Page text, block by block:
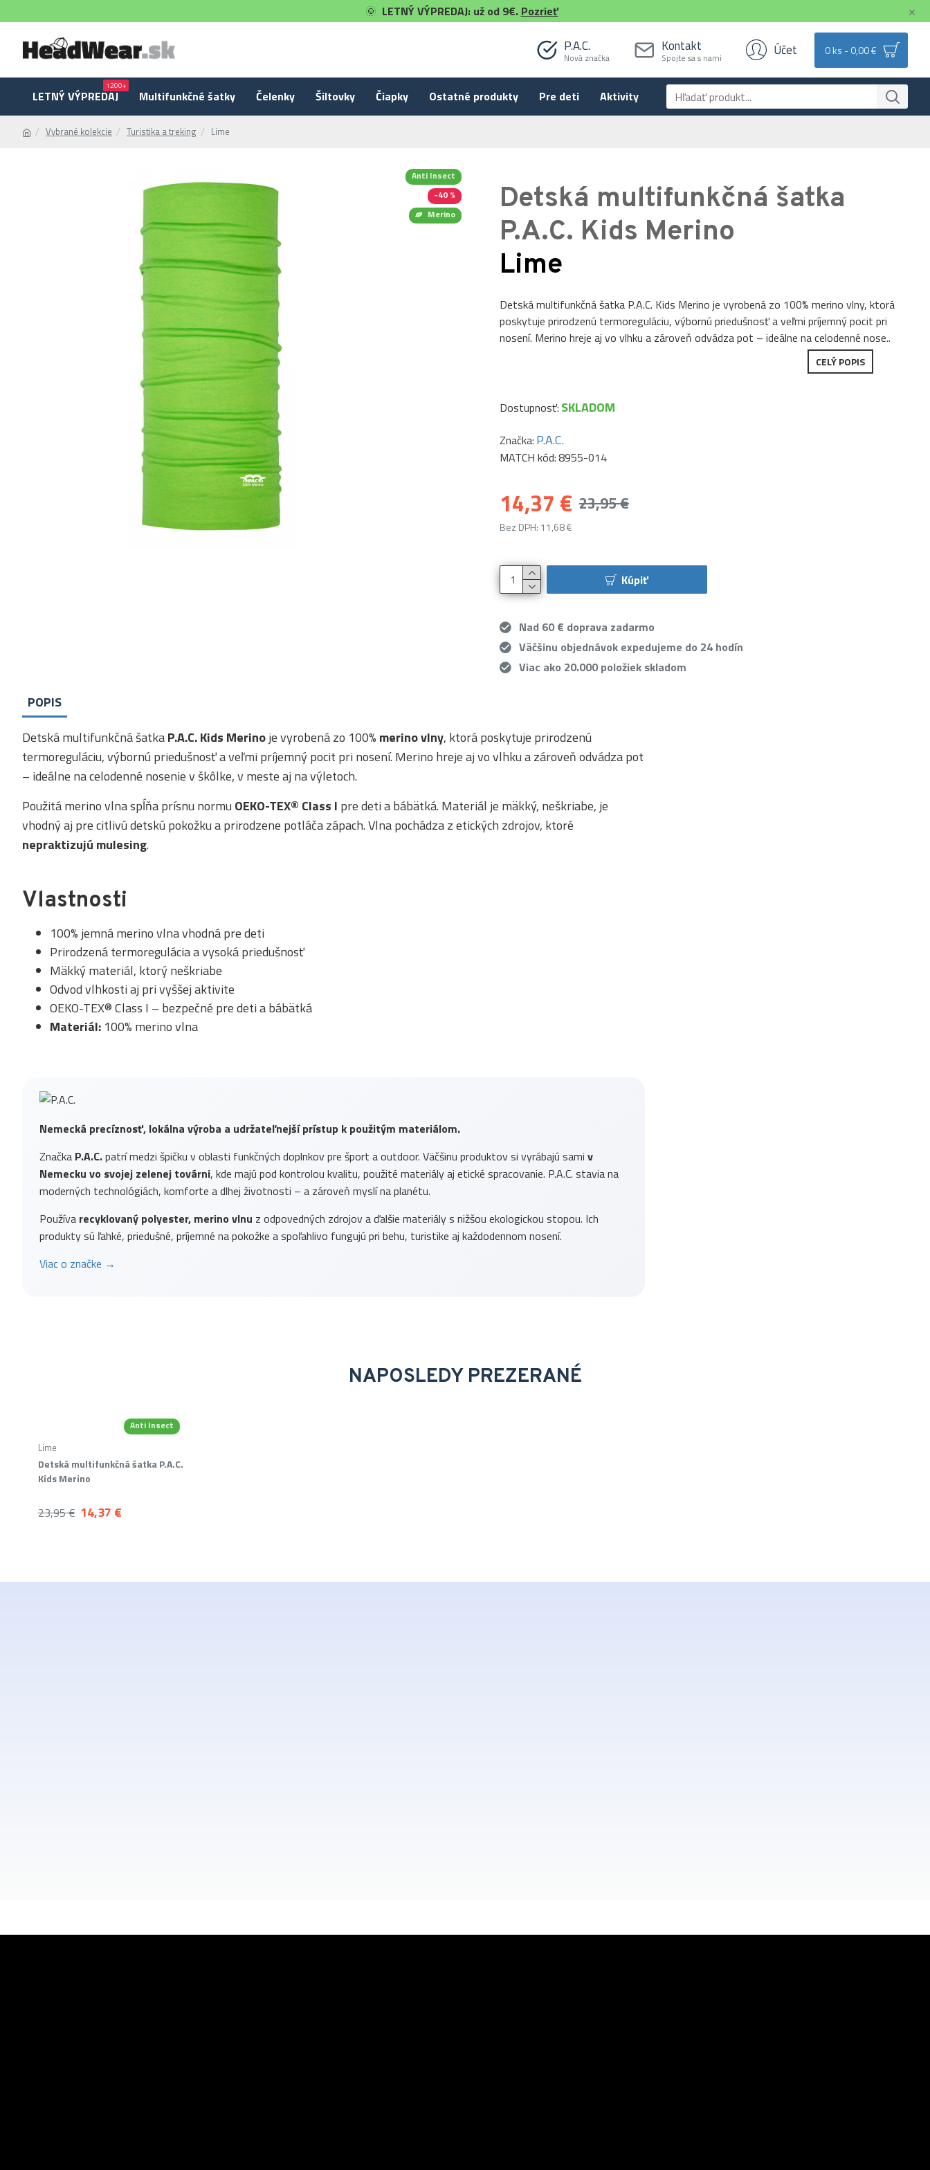
🌞 LETNÝ VÝPREDAJ: už od 9€. Pozrieť
P.A.C.
Nová značka
Kontakt
Spojte sa s nami Účet 0 ks - 0,00 €
LETNÝ VÝPREDAJ
1200+
Multifunkčné šatky Čelenky Šiltovky Čiapky Ostatné produkty Pre deti Aktivity
Vybrané kolekcie Turistika a treking Lime
Merino
Anti Insect
-40 %
Detská multifunkčná šatka
P.A.C. Kids Merino
Lime
Detská multifunkčná šatka P.A.C. Kids Merino je vyrobená zo 100% merino vlny, ktorá
poskytuje prirodzenú termoreguláciu, výbornú priedušnosť a veľmi príjemný pocit pri
nosení. Merino hreje aj vo vlhku a zároveň odvádza pot – ideálne na celodenné nose..
CELÝ POPIS
14,37 € 23,95 €
Bez DPH: 11,68 €
Dostupnosť: SKLADOM
Značka: P.A.C.
MATCH kód:8955-014
Kúpiť
Nad 60 € doprava zadarmo
Väčšinu objednávok expedujeme do 24 hodín
Viac ako 20.000 položiek skladom
Nemecká precíznosť, lokálna výroba a udržateľnejší prístup k použitým materiálom.
Značka P.A.C.patrí medzi špičku v oblasti funkčných doplnkov pre šport a outdoor. Väčšinu produktov si vyrábajú sami v
Nemecku vo svojej zelenej továrni, kde majú pod kontrolou kvalitu, použité materiály aj etické spracovanie. P.A.C. stavia na
moderných technológiách, komforte a dlhej životnosti – a zároveň myslí na planétu.
Používa recyklovaný polyester, merino vlnu z odpovedných zdrojov a ďalšie materiály s nižšou ekologickou stopou. Ich
produkty sú ľahké, priedušné, príjemné na pokožke a spoľahlivo fungujú pri behu, turistike aj každodennom nosení.
Viac o značke →
POPIS
Detská multifunkčná šatkaP.A.C. Kids Merinoje vyrobená zo 100% merino vlny, ktorá poskytuje prirodzenú
termoreguláciu, výbornú priedušnosť a veľmi príjemný pocit pri nosení. Merino hreje aj vo vlhku a zároveň odvádza pot
– ideálne na celodenné nosenie v škôlke, v meste aj na výletoch.
Použitá merino vlna spĺňa prísnu normu OEKO-TEX® Class I pre deti a bábätká. Materiál je mäkký, neškriabe, je
vhodný aj pre citlivú detskú pokožku a prirodzene potláča zápach. Vlna pochádza z etických zdrojov, ktoré
nepraktizujú mulesing.
Vlastnosti
100% jemná merino vlna vhodná pre deti
Prirodzená termoregulácia a vysoká priedušnosť
Mäkký materiál, ktorý neškriabe
Odvod vlhkosti aj pri vyššej aktivite
OEKO-TEX® Class I – bezpečné pre deti a bábätká
Materiál: 100% merino vlna
NAPOSLEDY PREZERANÉ
Merino
Anti Insect
Detská multifunkčná šatka P.A.C.
Kids Merino
Lime
14,37 €
23,95 €